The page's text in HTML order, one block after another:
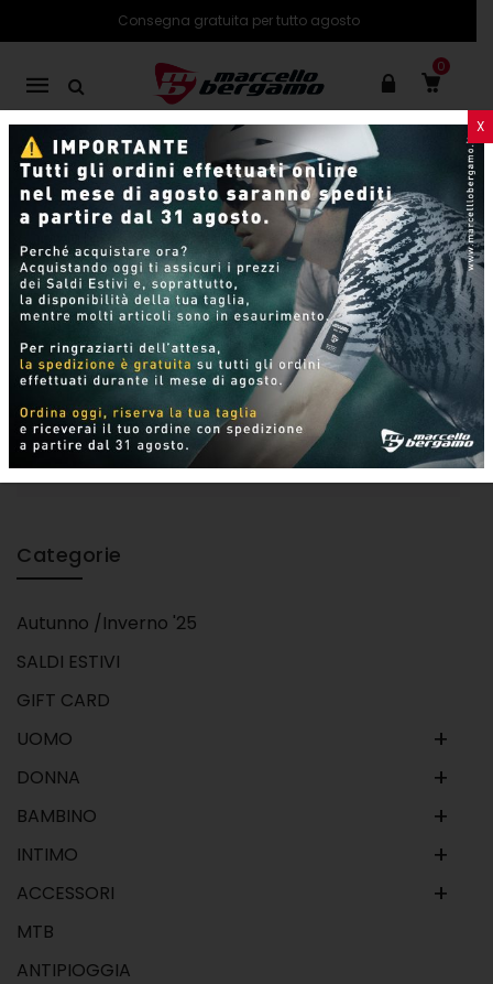
Consegna gratuita per tutto agosto
Mobile
navigation
0
PRODOTTI
SHOP ONLINE Risultati di ricerca per “atom 2.0”
Skip to content
Non è stato trovato nessun prodotto che
corrisponde alla tua selezione.
Categorie
Autunno /Inverno '25
SALDI ESTIVI
GIFT CARD
+
UOMO
+
DONNA
+
BAMBINO
+
INTIMO
+
ACCESSORI
MTB
ANTIPIOGGIA
X